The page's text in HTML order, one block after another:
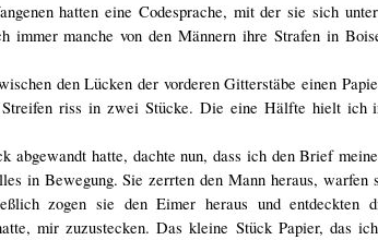
hatten eine Codesprache, mit der sie sich
immer manche von den Männern ihre Strafen in
den Lücken der vorderen Gitterstäbe einen
riss in zwei Stücke. Die eine Hälfte hielt ich
hatte, dachte nun, dass ich den Brief
in Bewegung. Sie zerrten den Mann heraus, warfen
zogen sie den Eimer heraus und entdeckten
mir zuzustecken. Das kleine Stück Papier, das